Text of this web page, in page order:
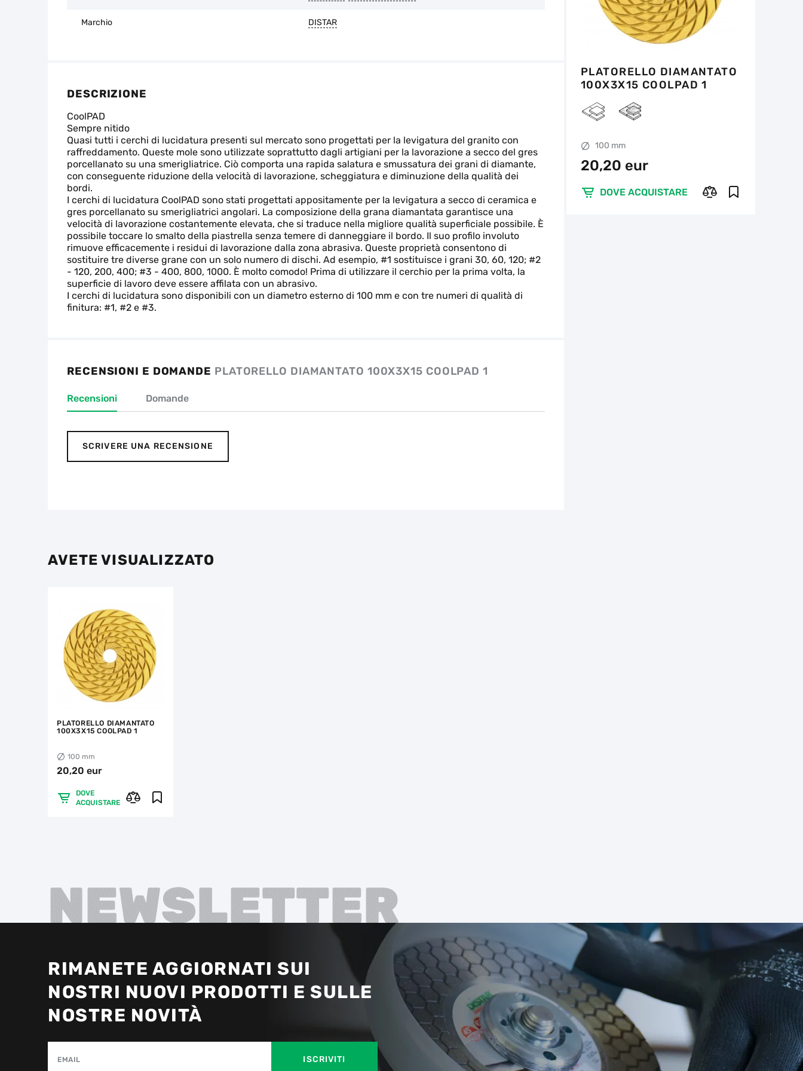
Marchio DISTAR
DESCRIZIONE
CoolPAD
Sempre nitido
Quasi tutti i cerchi di lucidatura presenti sul mercato sono progettati per la levigatura del granito con
raffreddamento. Queste mole sono utilizzate soprattutto dagli artigiani per la lavorazione a secco del gres
porcellanato su una smerigliatrice. Ciò comporta una rapida salatura e smussatura dei grani di diamante,
con conseguente riduzione della velocità di lavorazione, scheggiatura e diminuzione della qualità dei
bordi.
I cerchi di lucidatura CoolPAD sono stati progettati appositamente per la levigatura a secco di ceramica e
gres porcellanato su smerigliatrici angolari. La composizione della grana diamantata garantisce una
velocità di lavorazione costantemente elevata, che si traduce nella migliore qualità superficiale possibile. È
possibile toccare lo smalto della piastrella senza temere di danneggiare il bordo. Il suo profilo involuto
rimuove efficacemente i residui di lavorazione dalla zona abrasiva. Queste proprietà consentono di
sostituire tre diverse grane con un solo numero di dischi. Ad esempio, #1 sostituisce i grani 30, 60, 120; #2
- 120, 200, 400; #3 - 400, 800, 1000. È molto comodo! Prima di utilizzare il cerchio per la prima volta, la
superficie di lavoro deve essere affilata con un abrasivo.
I cerchi di lucidatura sono disponibili con un diametro esterno di 100 mm e con tre numeri di qualità di
finitura: #1, #2 e #3.
RECENSIONI E DOMANDE PLATORELLO DIAMANTATO 100X3X15 COOLPAD 1
Recensioni Domande
SCRIVERE UNA RECENSIONE
PLATORELLO DIAMANTATO
100X3X15 COOLPAD 1
100 mm
20,20 eur
DOVE ACQUISTARE
AVETE VISUALIZZATO
PLATORELLO DIAMANTATO
100X3X15 COOLPAD 1
100 mm
20,20 eur
DOVE
ACQUISTARE
NEWSLETTER
RIMANETE AGGIORNATI SUI
NOSTRI NUOVI PRODOTTI E SULLE
NOSTRE NOVITÀ
EMAIL ISCRIVITI